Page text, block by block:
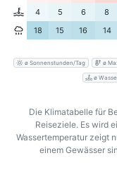
4
5 6 8
18
15 16 14
ø Sonnenstunden/Tag ø
ø
Die Klimatabelle für
Reiseziele. Es wird
Wassertemperatur zeigt
einem Gewässer